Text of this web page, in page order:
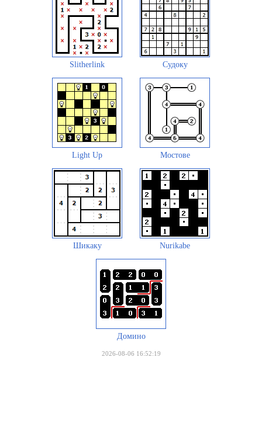
Slitherlink Судоку
Light Up Мостове
Шикаку Nurikabe
Домино
2026-08-06 16:52:19